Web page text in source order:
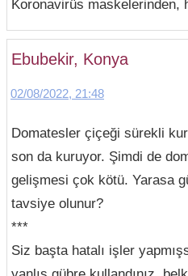
Koronavirüs maskelerinden,
Ebubekir, Konya
02/08/2022, 21:48
Domatesler çiçeği sürekli
son da kuruyor. Şimdi de
gelişmesi çok kötü. Yarasa
tavsiye olunur?
***
Siz başta hatalı işler